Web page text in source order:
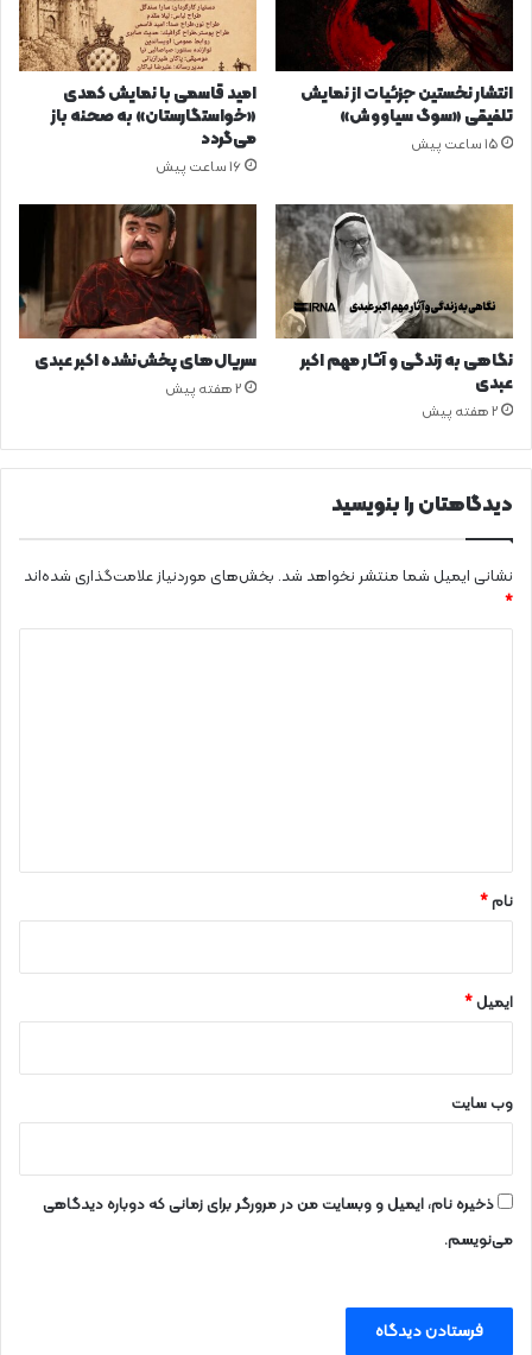
انتشار نخستین جزئیات از نمایش
تلفیقی «سوگ سیاووش»
15 ساعت پیش
امید قاسمی با نمایش کمدی
«خواستگارستان» به صحنه باز
می‌گردد
16 ساعت پیش
نگاهی به زندگی و آثار مهم اکبر
عبدی
2 هفته پیش
سریال‌های پخش‌نشده اکبر عبدی
2 هفته پیش
دیدگاهتان را بنویسید
نشانی ایمیل شما منتشر نخواهد شد. بخش‌های موردنیاز علامت‌گذاری شده‌اند
*
نام*
ایمیل*
وب‌ سایت
ذخیره نام، ایمیل و وبسایت من در مرورگر برای زمانی که دوباره دیدگاهی
می‌نویسم.